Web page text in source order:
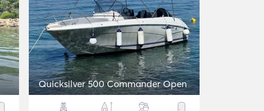
Quicksilver 500 Commander Open